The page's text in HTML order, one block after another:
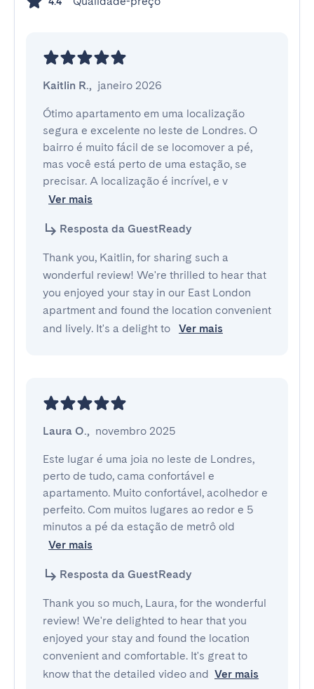
Kaitlin R., janeiro 2026
Ótimo apartamento em uma localização
segura e excelente no leste de Londres. O
bairro é muito fácil de se locomover a pé,
mas você está perto de uma estação, se
precisar. A localização é incrível, e v
Ver mais
Resposta da GuestReady
Thank you, Kaitlin, for sharing such a
wonderful review! We're thrilled to hear that
you enjoyed your stay in our East London
apartment and found the location convenient
and lively. It's a delight to
Ver mais
Laura O., novembro 2025
Este lugar é uma joia no leste de Londres,
perto de tudo, cama confortável e
apartamento. Muito confortável, acolhedor e
perfeito. Com muitos lugares ao redor e 5
minutos a pé da estação de metrô old
Ver mais
Resposta da GuestReady
Thank you so much, Laura, for the wonderful
review! We're delighted to hear that you
enjoyed your stay and found the location
convenient and comfortable. It's great to
know that the detailed video and Ver mais